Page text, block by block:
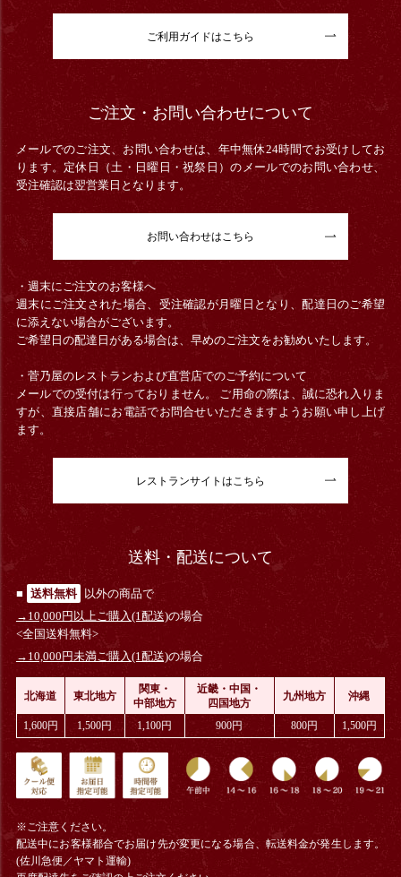
ご利用ガイドはこちら
ご注文・お問い合わせについて
メールでのご注文、お問い合わせは、年中無休24時間でお受けしてお
ります。定休日（土・日曜日・祝祭日）のメールでのお問い合わせ、
受注確認は翌営業日となります。
お問い合わせはこちら
・週末にご注文のお客様へ
週末にご注文された場合、受注確認が月曜日となり、配達日のご希望
に添えない場合がございます。
ご希望日の配達日がある場合は、早めのご注文をお勧めいたします。
・菅乃屋のレストランおよび直営店でのご予約について
メールでの受付は行っておりません。 ご用命の際は、誠に恐れ入りま
すが、直接店舗にお電話でお問合せいただきますようお願い申し上げ
ます。
レストランサイトはこちら
送料・配送について
■ 送料無料
以外の商品で
→10,000円以上ご購入(1配送)の場合
<全国送料無料>
→10,000円未満ご購入(1配送)の場合
北海道 東北地方
関東・
中部地方
近畿・中国・
四国地方
九州地方 沖縄
1,600円 1,500円 1,100円 900円 800円 1,500円
※ご注意ください。
配送中にお客様都合でお届け先が変更になる場合、 転送料金が発生します。
(佐川急便／ヤマト運輸)